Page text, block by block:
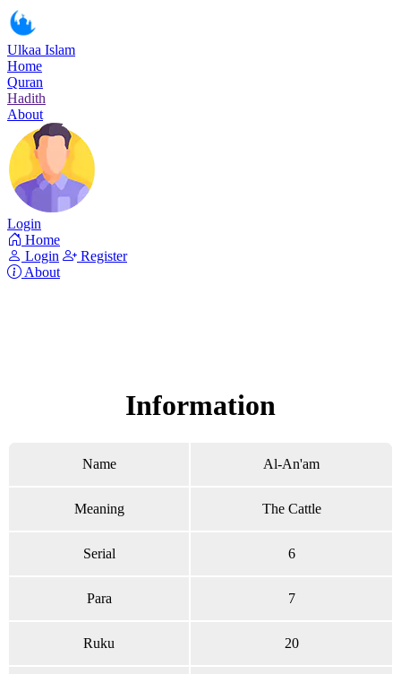
Ulkaa Islam
Home
Quran
Hadith
About
Login
Home
Login
Register
About
Information
Name Al-An'am
Meaning The Cattle
Serial 6
Para 7
Ruku 20